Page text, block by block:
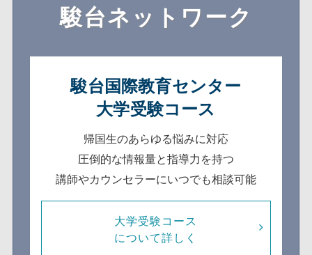
駿台ネットワーク
駿台国際教育センター
大学受験コース
帰国生のあらゆる悩みに対応
圧倒的な情報量と指導力を持つ
講師やカウンセラーにいつでも相談可能
大学受験コース
について詳しく